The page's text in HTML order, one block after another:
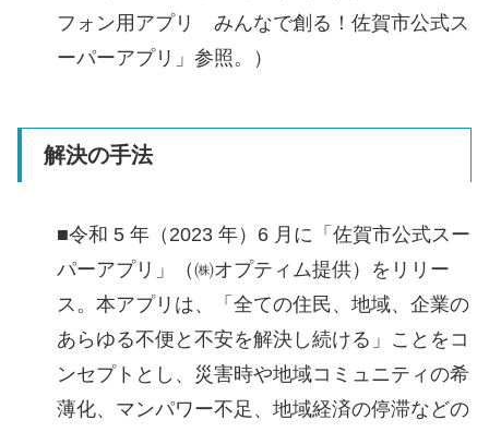
フォン用アプリ みんなで創る！佐賀市公式ス
ーパーアプリ」参照。）
解決の手法
■令和 5 年（2023 年）6 月に「佐賀市公式スー
パーアプリ」（㈱オプティム提供）をリリー
ス。本アプリは、「全ての住民、地域、企業の
あらゆる不便と不安を解決し続ける」ことをコ
ンセプトとし、災害時や地域コミュニティの希
薄化、マンパワー不足、地域経済の停滞などの